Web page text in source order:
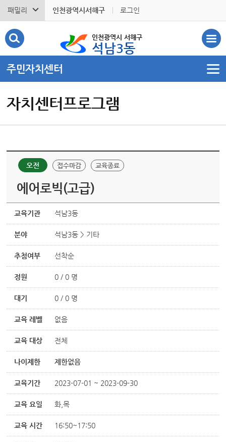
패밀리 인천광역시서해구 로그인
인천광역시 서해구
석남3동
주민자치센터
자치센터프로그램
오전 접수마감 교육종료
에어로빅(고급)
교육기관 석남3동
분야 석남3동 > 기타
추첨여부 선착순
정원 0 / 0 명
대기 0 / 0 명
교육 레벨 없음
교육 대상 전체
나이제한 제한없음
교육기간 2023-07-01 ~ 2023-09-30
교육 요일 화,목
교육 시간 16:50~17:50